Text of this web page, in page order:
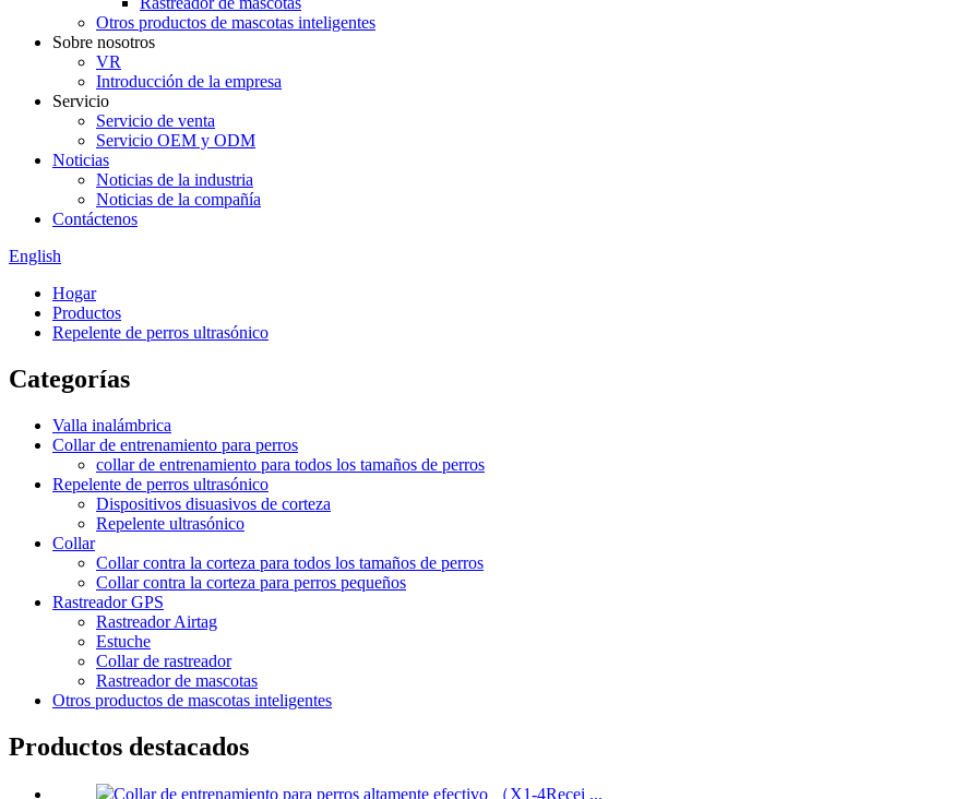
Otros productos de mascotas inteligentes
Sobre nosotros
VR
Introducción de la empresa
Servicio
Servicio de venta
Servicio OEM y ODM
Noticias
Noticias de la industria
Noticias de la compañía
Contáctenos
English
Hogar
Productos
Repelente de perros ultrasónico
Categorías
Valla inalámbrica
Collar de entrenamiento para perros
collar de entrenamiento para todos los tamaños de perros
Repelente de perros ultrasónico
Dispositivos disuasivos de corteza
Repelente ultrasónico
Collar
Collar contra la corteza para todos los tamaños de perros
Collar contra la corteza para perros pequeños
Rastreador GPS
Rastreador Airtag
Estuche
Collar de rastreador
Rastreador de mascotas
Otros productos de mascotas inteligentes
Productos destacados